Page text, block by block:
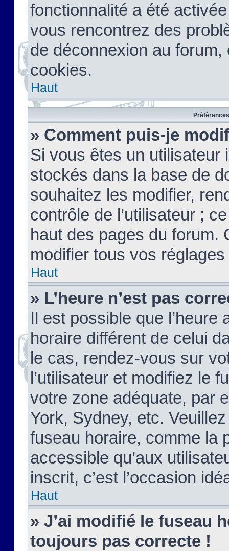
fonctionnalité a été
vous rencontrez des
de déconnexion au
cookies.
Haut
» Comment puis-je
Si vous êtes un
stockés dans la base de
souhaitez les modifier,
contrôle de l’utilisateur ;
haut des pages du forum.
modifier tous vos
Haut
» L’heure n’est pas
Il est possible que
horaire différent de celui
le cas, rendez-vous sur
l’utilisateur et modifiez le
votre zone adéquate, par
York, Sydney, etc.
fuseau horaire, comme la
accessible qu’aux
inscrit, c’est l’occasion
Haut
» J’ai modifié le fuseau
toujours pas correcte !